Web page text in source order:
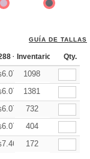
GUÍA DE TALLAS
+ Mas
Inventario Qty.
6.07 +
1098
6.07 +
1381
6.07 +
732
6.07 +
404
7.46 +
172